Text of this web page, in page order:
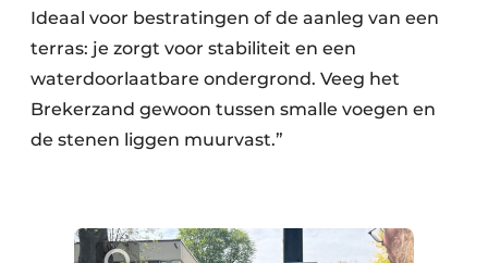
Ideaal voor bestratingen of de aanleg van een
terras: je zorgt voor stabiliteit en een
waterdoorlaatbare ondergrond. Veeg het
Brekerzand gewoon tussen smalle voegen en
de stenen liggen muurvast.”